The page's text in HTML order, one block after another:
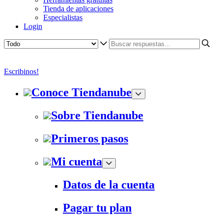
Tienda de aplicaciones
Especialistas
Login
Escribinos!
Conoce Tiendanube
Sobre Tiendanube
Primeros pasos
Mi cuenta
Datos de la cuenta
Pagar tu plan